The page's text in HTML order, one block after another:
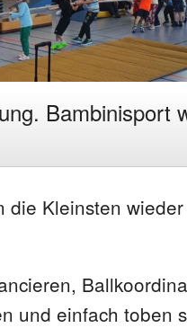
Bambinisport
die Kleinsten
und einfach toben